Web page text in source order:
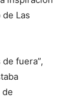
Las
fuera”,